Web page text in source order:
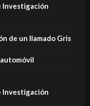
Investigación
de un llamado Gris
Investigación